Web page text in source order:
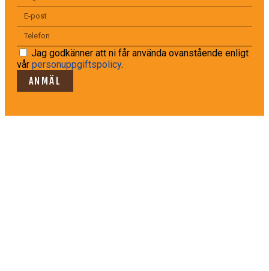
Jag godkänner att ni får använda ovanstående enligt
vår personuppgiftspolicy.
ANMÄL